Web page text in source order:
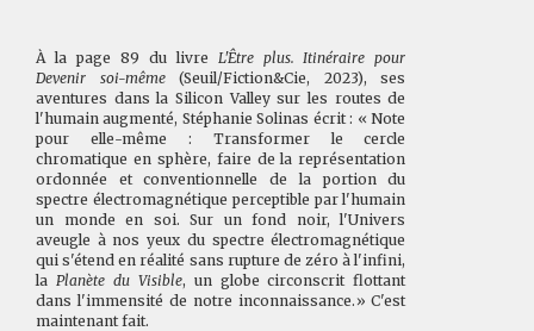
À la page 89 du livre L'Être plus. Itinéraire pour
Devenir soi-même(Seuil/Fiction&Cie, 2023), ses
aventures dans la Silicon Valley sur les routes de
l'humain augmenté, Stéphanie Solinas écrit : « Note
pour elle-même : Transformer le cercle
chromatique en sphère, faire de la représentation
ordonnée et conventionnelle de la portion du
spectre électromagnétique perceptible par l'humain
un monde en soi. Sur un fond noir, l'Univers
aveugle à nos yeux du spectre électromagnétique
qui s'étend en réalité sans rupture de zéro à l'infini,
la Planète du Visible, un globe circonscrit flottant
dans l'immensité de notre inconnaissance.» C'est
maintenant fait.